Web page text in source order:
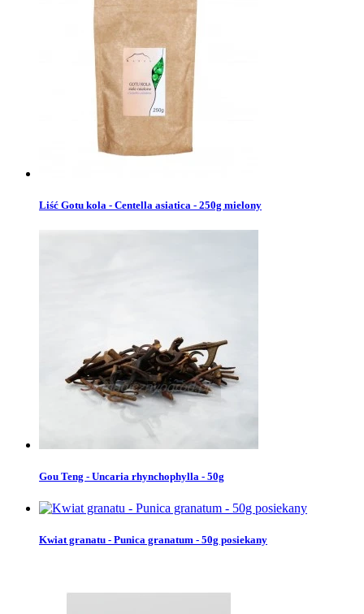
Liść Gotu kola - Centella asiatica - 250g mielony
Gou Teng - Uncaria rhynchophylla - 50g
Kwiat granatu - Punica granatum - 50g posiekany